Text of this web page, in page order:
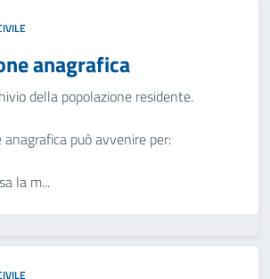
anagrafica
della popolazione residente.
può avvenire per:
la m...